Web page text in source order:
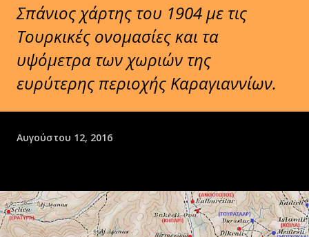
Σπάνιος χάρτης του 1904 με τις
Τουρκικές ονομασίες και τα
υψόμετρα των χωριών της
ευρύτερης περιοχής Καραγιαννίων.
Αυγούστου 12, 2016